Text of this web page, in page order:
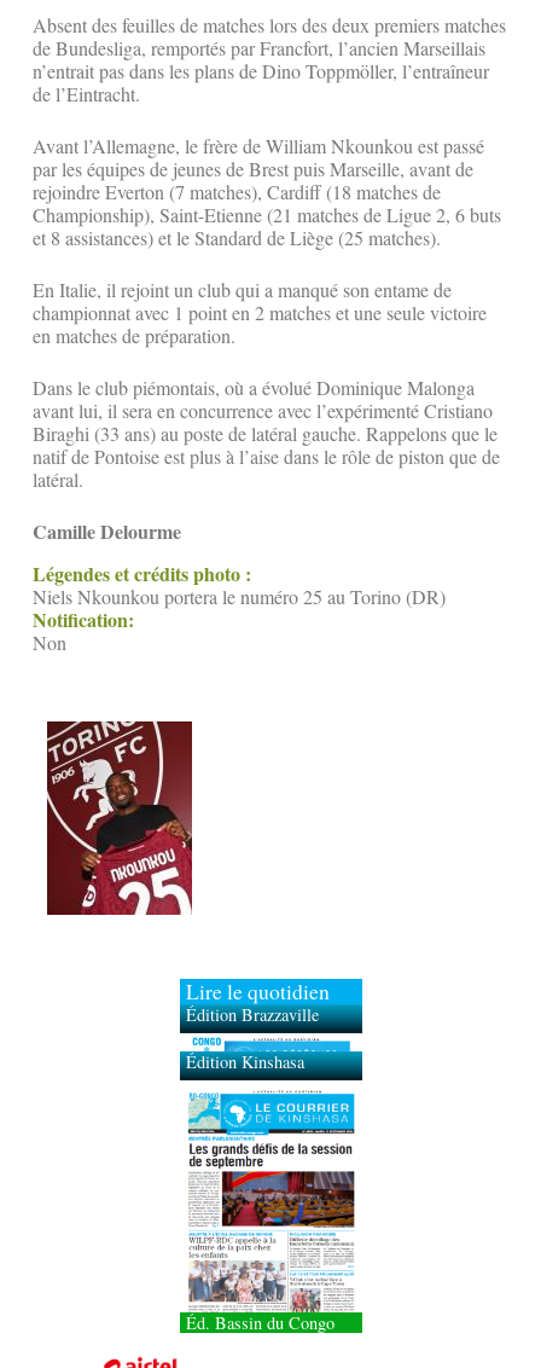
Absent des feuilles de matches lors des deux premiers matches
de Bundesliga, remportés par Francfort, l’ancien Marseillais
n’entrait pas dans les plans de Dino Toppmöller, l’entraîneur
de l’Eintracht.
Avant l’Allemagne, le frère de William Nkounkou est passé
par les équipes de jeunes de Brest puis Marseille, avant de
rejoindre Everton (7 matches), Cardiff (18 matches de
Championship), Saint-Etienne (21 matches de Ligue 2, 6 buts
et 8 assistances) et le Standard de Liège (25 matches).
En Italie, il rejoint un club qui a manqué son entame de
championnat avec 1 point en 2 matches et une seule victoire
en matches de préparation.
Dans le club piémontais, où a évolué Dominique Malonga
avant lui, il sera en concurrence avec l’expérimenté Cristiano
Biraghi (33 ans) au poste de latéral gauche. Rappelons que le
natif de Pontoise est plus à l’aise dans le rôle de piston que de
latéral.
Camille Delourme
Légendes et crédits photo :
Niels Nkounkou portera le numéro 25 au Torino (DR)
Notification:
Non
Lire le quotidien
Édition Brazzaville
Édition Kinshasa
Éd. Bassin du Congo